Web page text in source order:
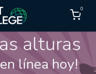
0
alturas
línea hoy!